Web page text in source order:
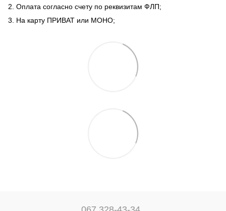
2. Оплата согласно счету по реквизитам ФЛП;
3. На карту ПРИВАТ или МОНО;